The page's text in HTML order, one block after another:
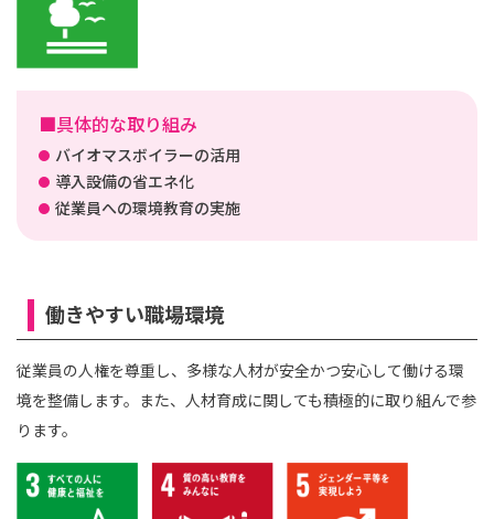
■具体的な取り組み
バイオマスボイラーの活用
導入設備の省エネ化
従業員への環境教育の実施
働きやすい職場環境
従業員の人権を尊重し、多様な人材が安全かつ安心して働ける環
境を整備します。また、人材育成に関しても積極的に取り組んで参
ります。